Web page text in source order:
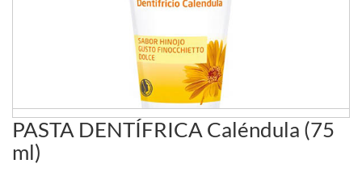
PASTA DENTÍFRICA Caléndula (75
ml)